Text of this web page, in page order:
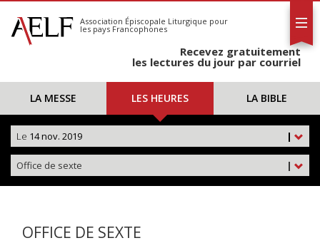
S'abonner
Calendrier
Association Épiscopale Liturgique pour
les pays Francophones
Recevez gratuitement
les lectures du jour par courriel
LA MESSE LES HEURES LA BIBLE
|
Le 14 nov. 2019
|
Office de sexte
OFFICE DE SEXTE